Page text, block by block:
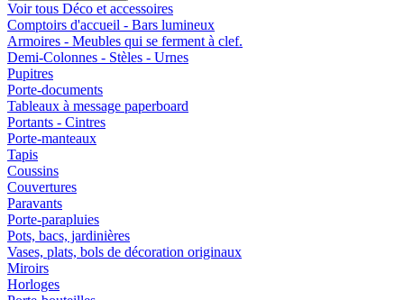
Voir tous Déco et accessoires
Comptoirs d'accueil - Bars lumineux
Armoires - Meubles qui se ferment à clef.
Demi-Colonnes - Stèles - Urnes
Pupitres
Porte-documents
Tableaux à message paperboard
Portants - Cintres
Porte-manteaux
Tapis
Coussins
Couvertures
Paravants
Porte-parapluies
Pots, bacs, jardinières
Vases, plats, bols de décoration originaux
Miroirs
Horloges